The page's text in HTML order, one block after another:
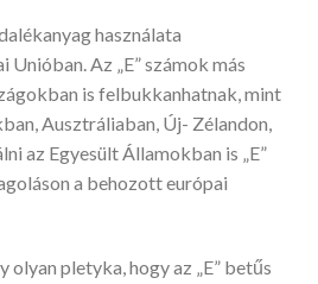
használata
Az „E” számok más
is felbukkanhatnak, mint
Ausztráliaban, Új- Zélandon,
az Egyesült Államokban is „E”
a behozott európai
olyan pletyka, hogy az „E” betűs